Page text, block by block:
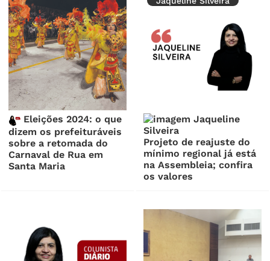
Eleições 2024: o que
dizem os prefeituráveis
sobre a retomada do
Carnaval de Rua em
Santa Maria
Projeto de reajuste do
mínimo regional já está
na Assembleia; confira
os valores